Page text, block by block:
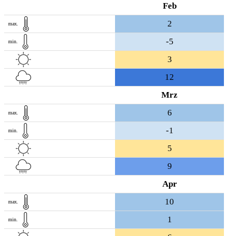
Feb
max. 2
min.
-5
3
12
Mrz
max. 6
min.
-1
5
9
Apr
max. 10
min.
1